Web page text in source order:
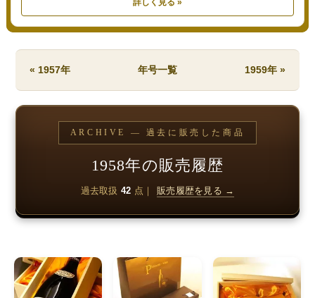
詳しく見る »
« 1957年 年号一覧 1959年 »
ARCHIVE — 過去に販売した商品
1958年の販売履歴
過去取扱 42 点｜ 販売履歴を見る →